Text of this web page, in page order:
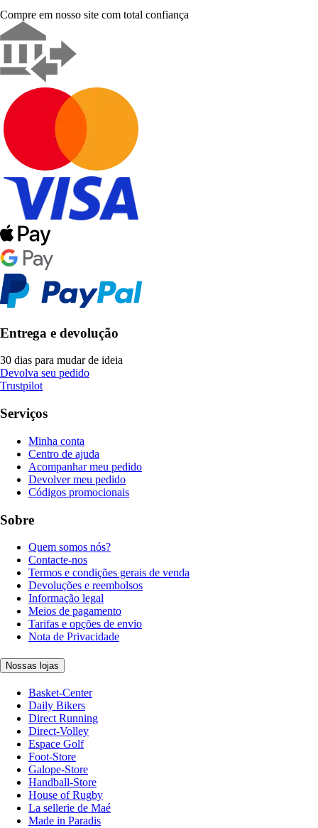
Compre em nosso site com total confiança
Entrega e devolução
30 dias para mudar de ideia
Devolva seu pedido
Trustpilot
Serviços
Minha conta
Centro de ajuda
Acompanhar meu pedido
Devolver meu pedido
Códigos promocionais
Sobre
Quem somos nós?
Contacte-nos
Termos e condições gerais de venda
Devoluções e reembolsos
Informação legal
Meios de pagamento
Tarifas e opções de envio
Nota de Privacidade
Nossas lojas
Basket-Center
Daily Bikers
Direct Running
Direct-Volley
Espace Golf
Foot-Store
Galope-Store
Handball-Store
House of Rugby
La sellerie de Maé
Made in Paradis